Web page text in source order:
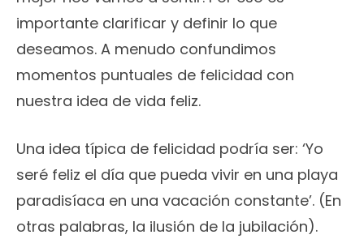
importante clarificar y definir lo que
deseamos. A menudo confundimos
momentos puntuales de felicidad con
nuestra idea de vida feliz.
Una idea típica de felicidad podría ser: ‘Yo
seré feliz el día que pueda vivir en una playa
paradisíaca en una vacación constante’. (En
otras palabras, la ilusión de la jubilación).